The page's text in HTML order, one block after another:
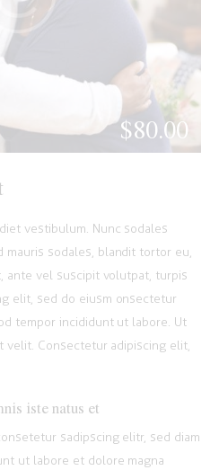
$80.00
vestibulum. Nunc sodales
mauris sodales, blandit tortor eu,
ante vel suscipit volutpat, turpis
elit, sed do eiusm onsectetur
tempor incididunt ut labore. Ut
Consectetur adipiscing elit,
iste natus et
sadipscing elitr, sed diam
ut labore et dolore magna